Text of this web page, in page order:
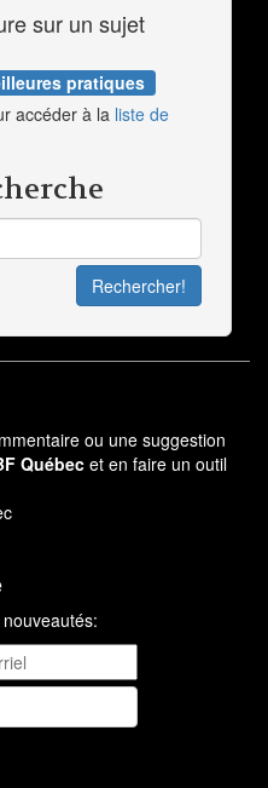
sur un sujet
pratiques
accéder à la liste de
ou une suggestion
Québec et en faire un outil